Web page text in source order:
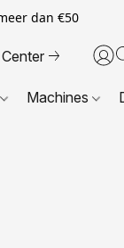
dan €50
Machines